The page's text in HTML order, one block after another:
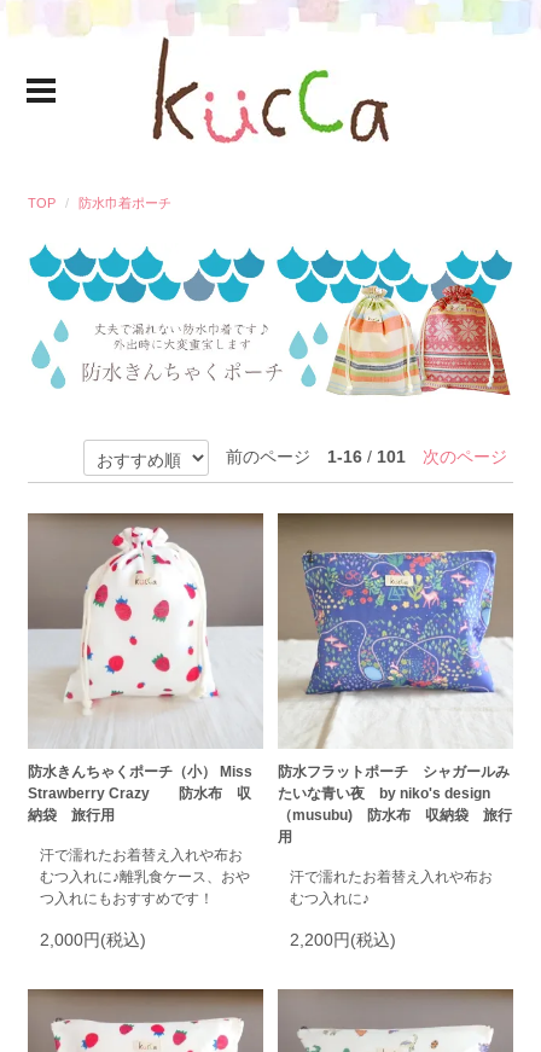
TOP 防水巾着ポーチ
前のページ 1-16/ 101 次のページ
防水きんちゃくポーチ（小） Miss
Strawberry Crazy 防水布 収
納袋 旅行用
汗で濡れたお着替え入れや布お
むつ入れに♪離乳食ケース、おや
つ入れにもおすすめです！
2,000円(税込)
防水フラットポーチ シャガールみ
たいな青い夜 by niko's design
（musubu) 防水布 収納袋 旅行
用
汗で濡れたお着替え入れや布お
むつ入れに♪
2,200円(税込)